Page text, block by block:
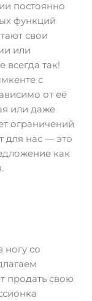
постоянно
функций
свои
или
всегда так!
с
от её
или даже
ограничений
для нас — это
как
ногу со
продать свою